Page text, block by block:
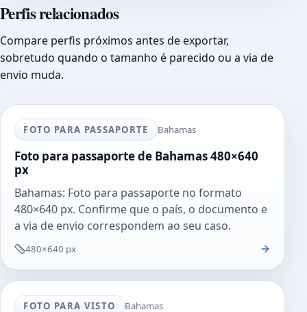
Perfis relacionados
Compare perfis próximos antes de exportar,
sobretudo quando o tamanho é parecido ou a via de
envio muda.
FOTO PARA PASSAPORTE Bahamas
Foto para passaporte de Bahamas 480×640
px
Bahamas: Foto para passaporte no formato
480×640 px. Confirme que o país, o documento e
a via de envio correspondem ao seu caso.
480×640 px
FOTO PARA VISTO Bahamas